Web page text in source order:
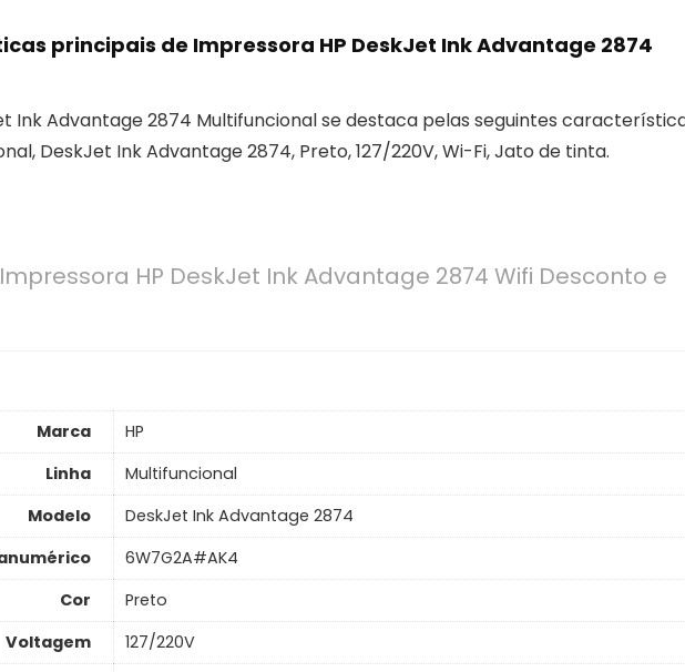
principais de Impressora HP DeskJet Ink Advantage 2874
Ink Advantage 2874 Multifuncional se destaca pelas seguintes
DeskJet Ink Advantage 2874, Preto, 127/220V, Wi-Fi, Jato de tinta.
Impressora HP DeskJet Ink Advantage 2874 Wifi Desconto e
Marca
HP
Linha
Multifuncional
Modelo
DeskJet Ink Advantage 2874
6W7G2A#AK4
Cor
Preto
Voltagem
127/220V